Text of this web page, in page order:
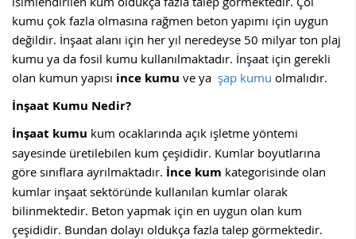
kumu çok fazla olmasına rağmen beton yapımı için uygun
değildir. İnşaat alanı için her yıl neredeyse 50 milyar ton plaj
kumu ya da fosil kumu kullanılmaktadır. İnşaat için gerekli
olan kumun yapısı ince kumu ve ya şap kumu olmalıdır.
İnşaat Kumu Nedir?
İnşaat kumu kum ocaklarında açık işletme yöntemi
sayesinde üretilebilen kum çeşididir. Kumlar boyutlarına
göre sınıflara ayrılmaktadır. İnce kum kategorisinde olan
kumlar inşaat sektöründe kullanılan kumlar olarak
bilinmektedir. Beton yapmak için en uygun olan kum
çeşididir. Bundan dolayı oldukça fazla talep görmektedir.